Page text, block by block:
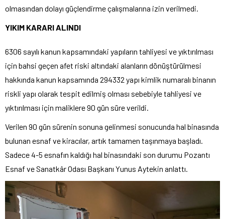
olmasından dolayı güçlendirme çalışmalarına izin verilmedi.
YIKIM KARARI ALINDI
6306 sayılı kanun kapsamındaki yapıların tahliyesi ve yıktırılması
için bahsi geçen afet riski altındaki alanların dönüştürülmesi
hakkında kanun kapsamında 294332 yapı kimlik numaralı binanın
riskli yapı olarak tespit edilmiş olması sebebiyle tahliyesi ve
yıktırılması için maliklere 90 gün süre verildi.
Verilen 90 gün sürenin sonuna gelinmesi sonucunda hal binasında
bulunan esnaf ve kiracılar, artık tamamen taşınmaya başladı.
Sadece 4-5 esnafın kaldığı hal binasındaki son durumu Pozantı
Esnaf ve Sanatkâr Odası Başkanı Yunus Aytekin anlattı.